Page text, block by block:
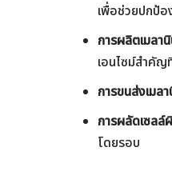
เพื่อช่วยปกป้
การผลิตเมลา
เอนไซม์สำคัญ
การขนส่งเมล
การผลัดเซลล์
โดยรอบ